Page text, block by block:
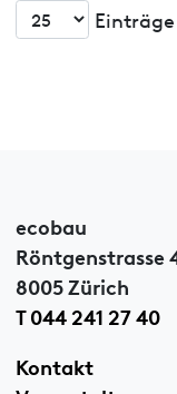
ecobau
Röntgenstrasse
8005 Zürich
T 044 241 27 40
Kontakt